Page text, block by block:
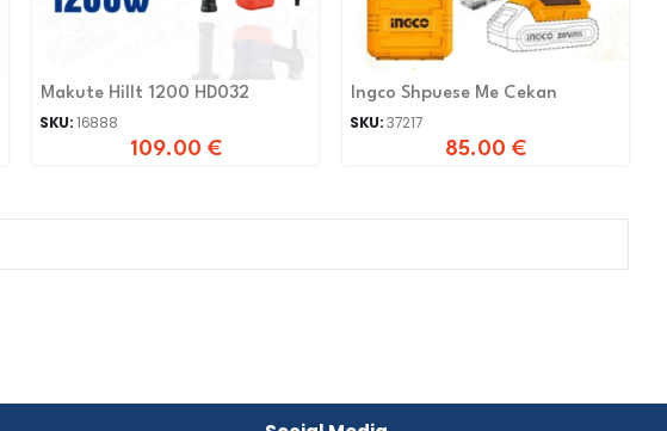
Makute Hillt 1200 HD032
SKU:16888
109.00 €
Ingco Shpuese Me Cekan
SKU:37217
85.00 €